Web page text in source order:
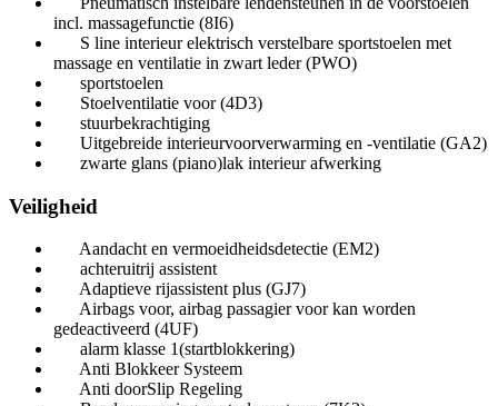
incl. massagefunctie (8I6)
S line interieur elektrisch verstelbare sportstoelen met
massage en ventilatie in zwart leder (PWO)
sportstoelen
Stoelventilatie voor (4D3)
stuurbekrachtiging
Uitgebreide interieurvoorverwarming en -ventilatie (GA2)
zwarte glans (piano)lak interieur afwerking
Veiligheid
Aandacht en vermoeidheidsdetectie (EM2)
achteruitrij assistent
Adaptieve rijassistent plus (GJ7)
Airbags voor, airbag passagier voor kan worden
gedeactiveerd (4UF)
alarm klasse 1(startblokkering)
Anti Blokkeer Systeem
Anti doorSlip Regeling